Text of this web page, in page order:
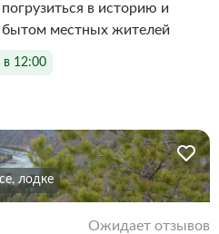
в историю и
бытом местных жителей
в 12:00
лодке
Ожидает отзывов